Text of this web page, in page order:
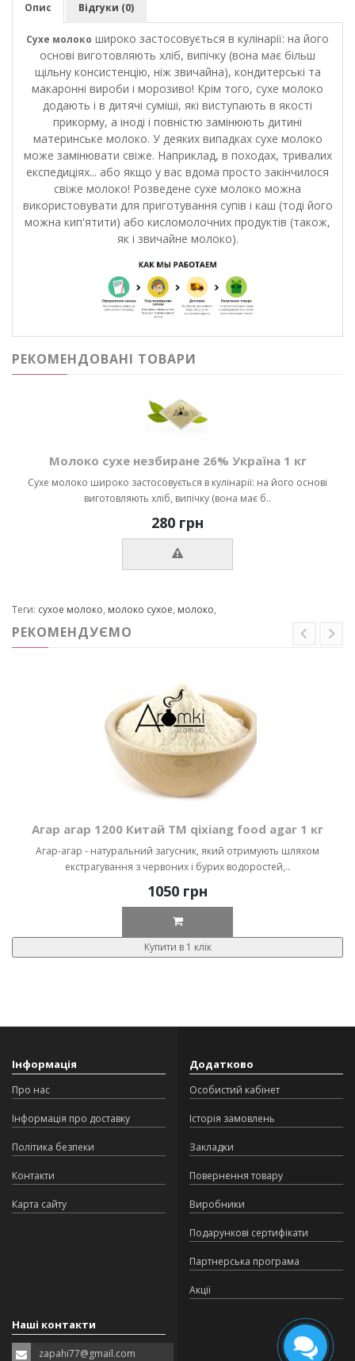
Опис Відгуки (0)
Сухе молоко широко застосовується в кулінарії: на його
основі виготовляють хліб, випічку (вона має більш
щільну консистенцію, ніж звичайна), кондитерські та
макаронні вироби і морозиво! Крім того, сухе молоко
додають і в дитячі суміші, які виступають в якості
прикорму, а іноді і повністю замінюють дитині
материнське молоко. У деяких випадках сухе молоко
може замінювати свіже. Наприклад, в походах, тривалих
експедиціях... або якщо у вас вдома просто закінчилося
свіже молоко! Розведене сухе молоко можна
використовувати для приготування супів і каш (тоді його
можна кип'ятити) або кисломолочних продуктів (також,
як і звичайне молоко).
РЕКОМЕНДОВАНІ ТОВАРИ
Молоко сухе незбиране 26% Україна 1 кг
Сухе молоко широко застосовується в кулінарії: на його основі
виготовляють хліб, випічку (вона має б..
280 грн
Теги: сухое молоко, молоко сухое, молоко,
РЕКОМЕНДУЄМО
Агар агар 1200 Китай ТМ qixiang food agar 1 кг
Агар-агар - натуральний загусник, який отримують шляхом
екстрагування з червоних і бурих водоростей,..
1050 грн
Купити в 1 клік
Інформація
Про нас
Інформація про доставку
Політика безпеки
Контакти
Карта сайту
Додатково
Особистий кабінет
Історія замовлень
Закладки
Повернення товару
Виробники
Подарункові сертифікати
Партнерська програма
Акції
Наші контакти
zapahi77@gmail.com